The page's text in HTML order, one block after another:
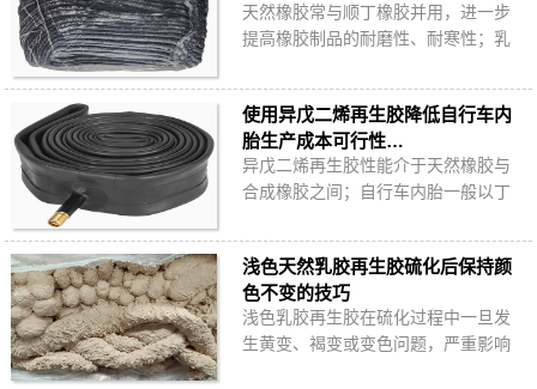
天然橡胶常与顺丁橡胶并用，进一步
提高橡胶制品的耐磨性、耐寒性；乳
有什么优势？乳胶再生胶与顺丁橡胶
并用可以生产…
使用异戊二烯再生胶降低自行车内
胎生产成本可行性…
异戊二烯再生胶性能介于天然橡胶与
合成橡胶之间；自行车内胎一般以丁
异戊二烯再生胶是否可以用于自行车
内胎生产中？…
浅色天然乳胶再生胶硫化后保持颜
色不变的技巧
浅色乳胶再生胶在硫化过程中一旦发
生黄变、褐变或变色问题，严重影响